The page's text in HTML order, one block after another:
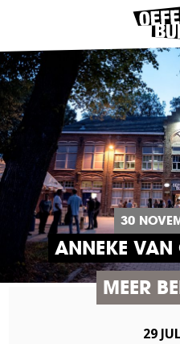
30
ANNEKE VAN
MEER
29